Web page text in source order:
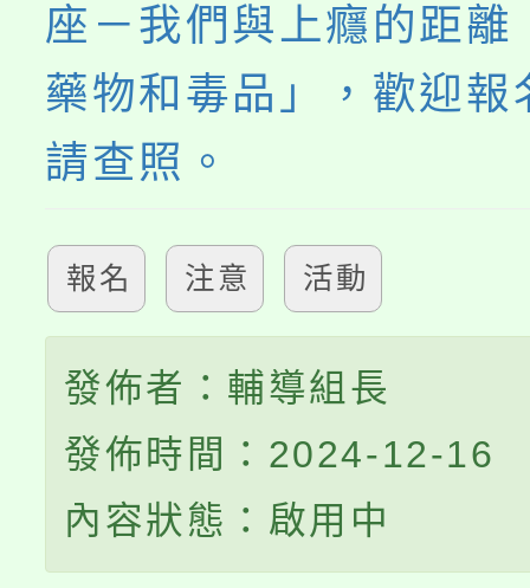
座－我們與上癮的距離
藥物和毒品」，歡迎報
請查照。
報名 注意 活動
發佈者：輔導組長
發佈時間：2024-12-16
內容狀態：啟用中